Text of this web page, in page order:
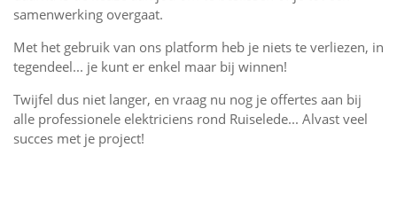
samenwerking overgaat.
Met het gebruik van ons platform heb je niets te verliezen, in
tegendeel... je kunt er enkel maar bij winnen!
Twijfel dus niet langer, en vraag nu nog je offertes aan bij
alle professionele elektriciens rond Ruiselede... Alvast veel
succes met je project!